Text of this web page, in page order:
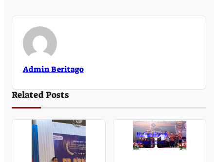
Admin Beritago
Related Posts
BusinessDaerah
EkonomiSosial